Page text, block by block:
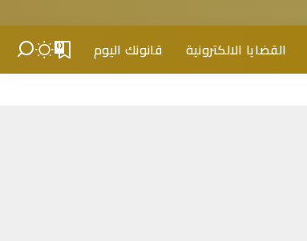
القضايا الالكترونية قانونك اليوم 0